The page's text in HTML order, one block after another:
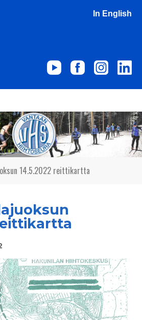
In English
14.5.2022 reittikartta